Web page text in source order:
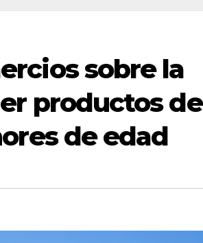
sobre la
productos de
de edad